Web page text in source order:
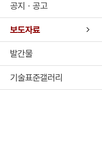
공지ㆍ공고
보도자료
발간물
기술표준갤러리